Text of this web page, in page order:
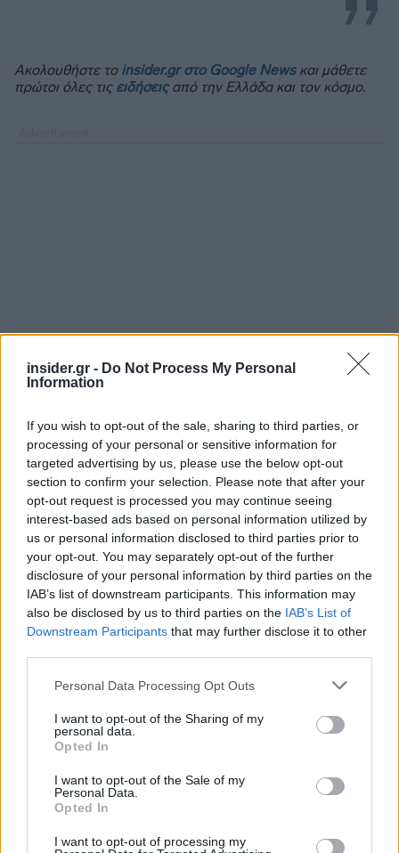
insider.gr - Do Not Process My Personal
Information
If you wish to opt-out of the sale, sharing to third parties, or
processing of your personal or sensitive information for
targeted advertising by us, please use the below opt-out
section to confirm your selection. Please note that after your
opt-out request is processed you may continue seeing
interest-based ads based on personal information utilized by
us or personal information disclosed to third parties prior to
your opt-out. You may separately opt-out of the further
disclosure of your personal information by third parties on the
IAB’s list of downstream participants. This information may
also be disclosed by us to third parties on the IAB’s List of
Downstream Participants that may further disclose it to other
Please note that this website/app uses one or more Google
not limited to your visit or usage behaviour. You may click to
grant or deny consent to Google and its third-party tags to
use your data for below specified purposes in below Google
consent section.
Personal Data Processing Opt Outs
I want to opt-out of the Sharing of my
personal data.
Opted In
I want to opt-out of the Sale of my
Personal Data.
Opted In
I want to opt-out of processing my
Ακολουθήστε το insider.gr στο Google Newsκαι μάθετε
πρώτοι όλες τις ειδήσειςαπό την Ελλάδα και τον κόσμο.
Διαβάζονται αυτή τη στιγμή
Η γαλάζια «θετική ατζέντα» στο δρόμο για το
2027 - Το παράπονο της Καρυστιανού - Στον
ΣΥΡΙΖΑ μελετούν Ιστορία
Πυρόπληκτοι: Τι σημαίνουν τα «πράσινα»,
«κίτρινα» και «κόκκινα» σπίτια για τις
αποζημιώσεις
Ποια είναι η (κυβερνητική) λίστα με τα μεγάλα
οδικά έργα και τα εκτιμώμενα
Φωτογραφία
Δαπάνες